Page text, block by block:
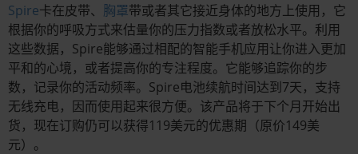
Spire卡在皮带、 胸罩带或者其它接近身体的地方上使用，它
根据你的呼吸方式来估量你的压力指数或者放松水平。利用
这些数据，Spire能够通过相配的智能手机应用让你进入更加
平和的心境，或者提高你的专注程度。它能够追踪你的步
数，记录你的活动频率。Spire电池续航时间达到7天，支持
无线充电，因而使用起来很方便。该产品将于下个月开始出
货，现在订购仍可以获得119美元的优惠期（原价149美
元）。